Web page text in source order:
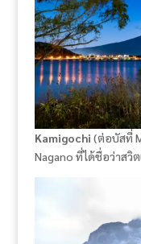
Kamigochi (ต่อบัสที่
Nagano ที่ได้ชื่อว่าสวิ